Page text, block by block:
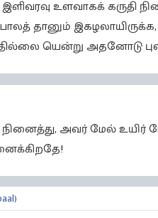
உளவாகக் கருதி
தானும் இகழலாயிருக்க,
யென்று அதனோடு
நினைத்து, அவர் மேல்